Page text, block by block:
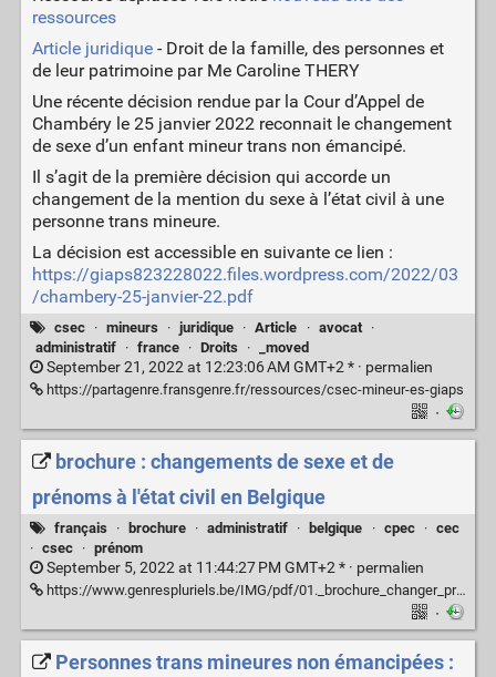
ressources
Article juridique- Droit de la famille, des personnes et
de leur patrimoine par Me Caroline THERY
Une récente décision rendue par la Cour d’Appel de
Chambéry le 25 janvier 2022 reconnait le changement
de sexe d’un enfant mineur trans non émancipé.
Il s’agit de la première décision qui accorde un
changement de la mention du sexe à l’état civil à une
personne trans mineure.
La décision est accessible en suivante ce lien :
https://giaps823228022.files.wordpress.com/2022/03
/chambery-25-janvier-22.pdf
csec · mineurs · juridique · Article · avocat
·
administratif
· france · Droits · _moved
September 21, 2022 at 12:23:06 AM GMT+2 * · permalien
https://partagenre.fransgenre.fr/ressources/csec-mineur-es-giaps
·
brochure : changements de sexe et de
prénoms à l'état civil en Belgique
français · brochure · administratif · belgique · cpec · cec
· csec · prénom
September 5, 2022 at 11:44:27 PM GMT+2 * · permalien
https://www.genrespluriels.be/IMG/pdf/01._brochure_changer_prenom_et_enregistrement_de_sexe_modifiee180801.pdf
·
Personnes trans mineures non émancipées :